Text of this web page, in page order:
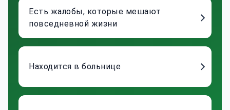
Есть жалобы, которые мешают
повседневной жизни
Находится в больнице